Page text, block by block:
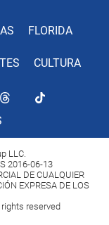
FLORIDA
CULTURA
LLC.
2016-06-13
DE CUALQUIER
EXPRESA DE LOS
reserved